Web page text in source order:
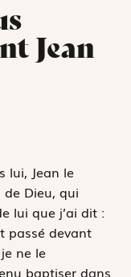
Jean
lui, Jean le
de Dieu, qui
lui que j’ai dit :
passé devant
ne le
baptiser dans